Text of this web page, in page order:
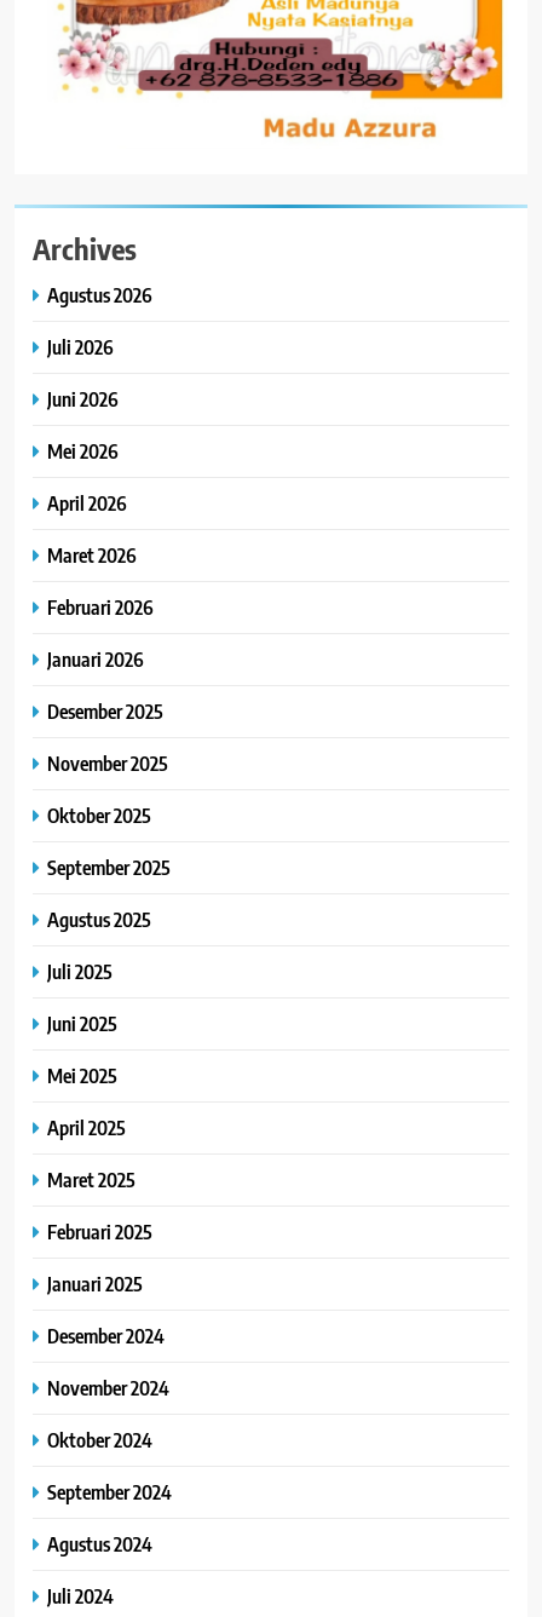
Archives
Agustus 2026
Juli 2026
Juni 2026
Mei 2026
April 2026
Maret 2026
Februari 2026
Januari 2026
Desember 2025
November 2025
Oktober 2025
September 2025
Agustus 2025
Juli 2025
Juni 2025
Mei 2025
April 2025
Maret 2025
Februari 2025
Januari 2025
Desember 2024
November 2024
Oktober 2024
September 2024
Agustus 2024
Juli 2024